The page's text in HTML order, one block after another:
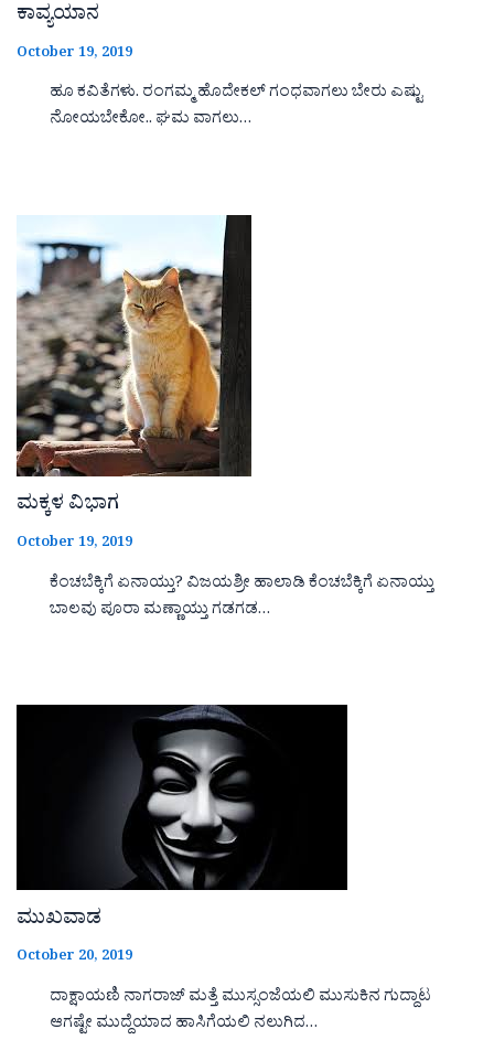
ಕಾವ್ಯಯಾನ
October 19, 2019
ಹೂ ಕವಿತೆಗಳು. ರಂಗಮ್ಮ ಹೊದೇಕಲ್ ಗಂಧವಾಗಲು ಬೇರು ಎಷ್ಟು
ನೋಯಬೇಕೋ.. ಘಮ ವಾಗಲು…
ಮಕ್ಕಳ ವಿಭಾಗ
October 19, 2019
ಕೆಂಚಬೆಕ್ಕಿಗೆ ಏನಾಯ್ತು? ವಿಜಯಶ್ರೀ ಹಾಲಾಡಿ ಕೆಂಚಬೆಕ್ಕಿಗೆ ಏನಾಯ್ತು
ಬಾಲವು ಪೂರಾ ಮಣ್ಣಾಯ್ತು ಗಡಗಡ…
ಮುಖವಾಡ
October 20, 2019
ದಾಕ್ಷಾಯಣಿ ನಾಗರಾಜ್ ಮತ್ತೆ ಮುಸ್ಸಂಜೆಯಲಿ ಮುಸುಕಿನ ಗುದ್ದಾಟ
ಆಗಷ್ಟೇ ಮುದ್ದೆಯಾದ ಹಾಸಿಗೆಯಲಿ ನಲುಗಿದ…